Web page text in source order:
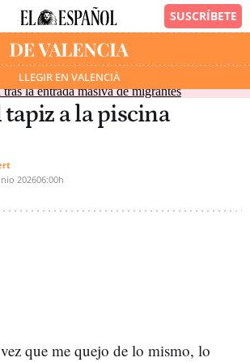
LLEGIR EN VALENCIÀ
ha registrado ya a 1.342 menores en
tras la entrada masiva de migrantes
tapiz a la piscina
202606:00h
que me quejo de lo mismo, lo